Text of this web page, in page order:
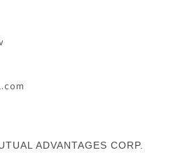
ADVANTAGES CORP.